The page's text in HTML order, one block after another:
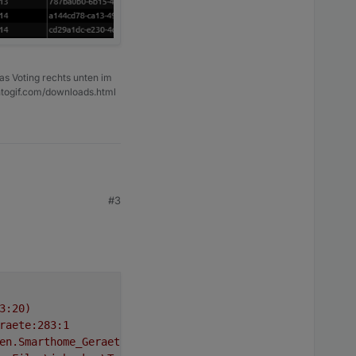
Voting rechts unten im
downloads.html
#3